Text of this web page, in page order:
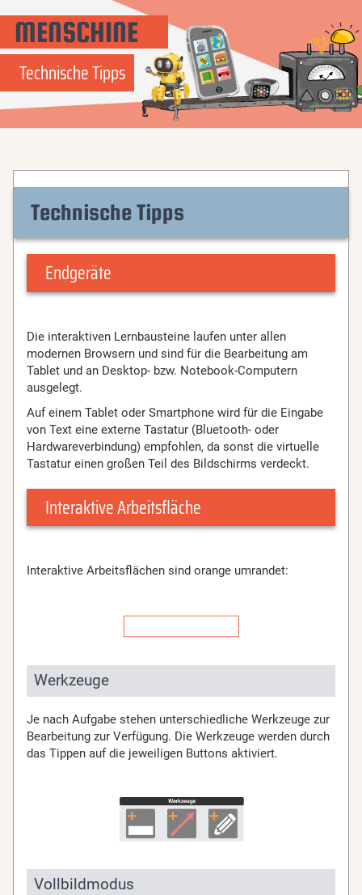
MENSCHINE
Technische Tipps
Technische Tipps
Endgeräte
Die interaktiven Lernbausteine laufen unter allen
modernen Browsern und sind für die Bearbeitung am
Tablet und an Desktop- bzw. Notebook-Computern
ausgelegt.
Auf einem Tablet oder Smartphone wird für die Eingabe
von Text eine externe Tastatur (Bluetooth- oder
Hardwareverbindung) empfohlen, da sonst die virtuelle
Tastatur einen großen Teil des Bildschirms verdeckt.
Interaktive Arbeitsfläche
Interaktive Arbeitsflächen sind orange umrandet:
Werkzeuge
Je nach Aufgabe stehen unterschiedliche Werkzeuge zur
Bearbeitung zur Verfügung. Die Werkzeuge werden durch
das Tippen auf die jeweiligen Buttons aktiviert.
Vollbildmodus